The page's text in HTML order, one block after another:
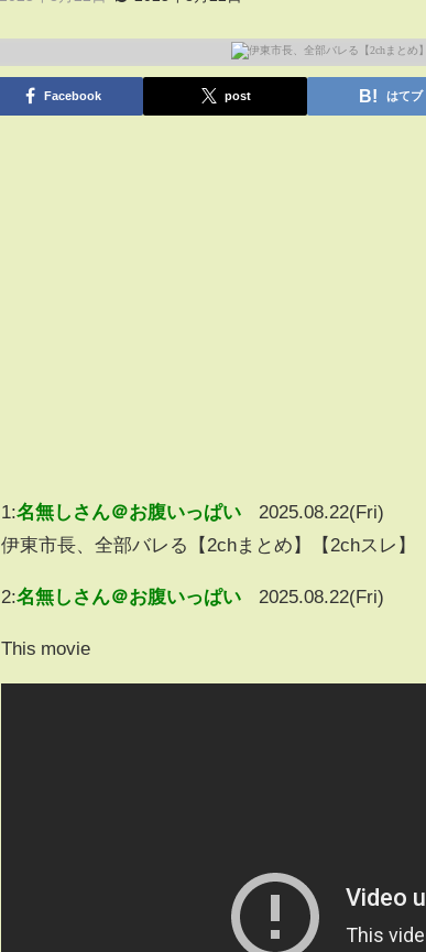
Facebook post はてブ
1:名無しさん＠お腹いっぱい
2025.08.22(Fri)
伊東市長、全部バレる【2chまとめ】【2chスレ
2:名無しさん＠お腹いっぱい 2025.08.22(Fri)
This movie